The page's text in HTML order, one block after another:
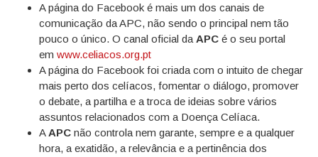
A página do Facebook é mais um dos canais de
comunicação da APC, não sendo o principal nem tão
pouco o único. O canal oficial da APC é o seu portal
em www.celiacos.org.pt
A página do Facebook foi criada com o intuito de chegar
mais perto dos celíacos, fomentar o diálogo, promover
o debate, a partilha e a troca de ideias sobre vários
assuntos relacionados com a Doença Celíaca.
A APC não controla nem garante, sempre e a qualquer
hora, a exatidão, a relevância e a pertinência dos